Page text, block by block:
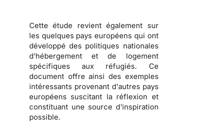
Cette étude revient également sur
les quelques pays européens qui ont
développé des politiques nationales
d'hébergement et de logement
spécifiques aux réfugiés. Ce
document offre ainsi des exemples
intéressants provenant d'autres pays
européens suscitant la réflexion et
constituant une source d'inspiration
possible.